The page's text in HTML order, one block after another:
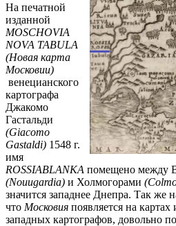
На печатной
изданной
MOSCHOVIA
NOVA TABULA
(Новая карта
Московии)
венецианского
картографа
Джакомо
Гастальди
(Giacomo
Gastaldi) 1548 г.
имя
ROSSIABLANKA помещено между
(Nouugardia) и Холмогорами (
значится западнее Днепра. Так же
что Московия появляется на
западных картографов, довольно